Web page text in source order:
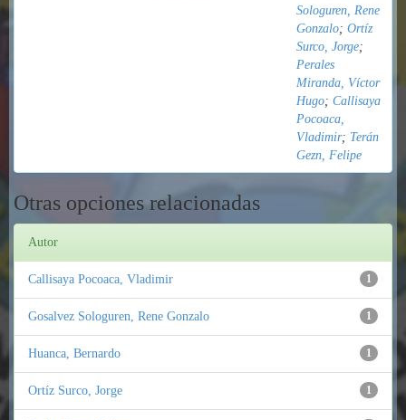
Sologuren, Rene
Gonzalo; Ortíz
Surco, Jorge;
Perales
Miranda, Víctor
Hugo; Callisaya
Pocoaca,
Vladimir; Terán
Gezn, Felipe
Otras opciones relacionadas
Autor
1
Callisaya Pocoaca, Vladimir
1
Gosalvez Sologuren, Rene Gonzalo
1
Huanca, Bernardo
1
Ortíz Surco, Jorge